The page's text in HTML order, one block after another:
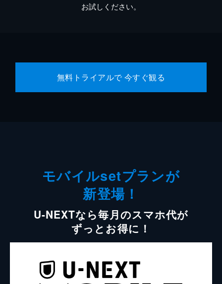
お試しください。
無料トライアルで 今すぐ観る
モバイルsetプランが
新登場！
U-NEXTなら毎月のスマホ代が
ずっとお得に！